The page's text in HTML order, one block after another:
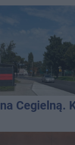
Cegielną.